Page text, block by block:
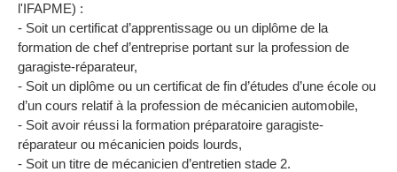
l'IFAPME) :
- Soit un certificat d’apprentissage ou un diplôme de la
formation de chef d’entreprise portant sur la profession de
garagiste-réparateur,
- Soit un diplôme ou un certificat de fin d’études d’une école ou
d’un cours relatif à la profession de mécanicien automobile,
- Soit avoir réussi la formation préparatoire garagiste-
réparateur ou mécanicien poids lourds,
- Soit un titre de mécanicien d’entretien stade 2.